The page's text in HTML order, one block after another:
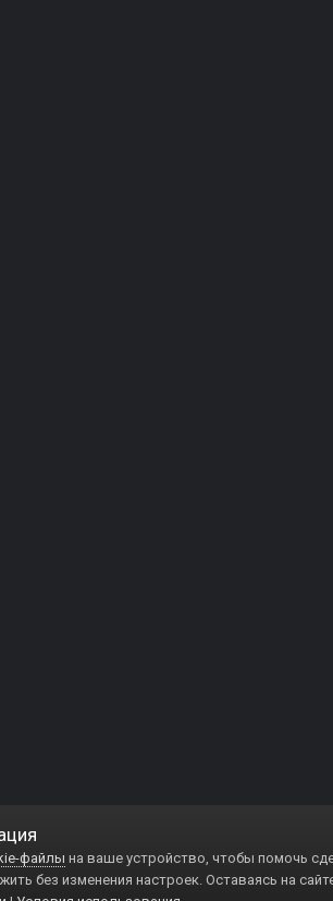
файлы на ваше устройство, чтобы помочь
без изменения настроек. Оставаясь на